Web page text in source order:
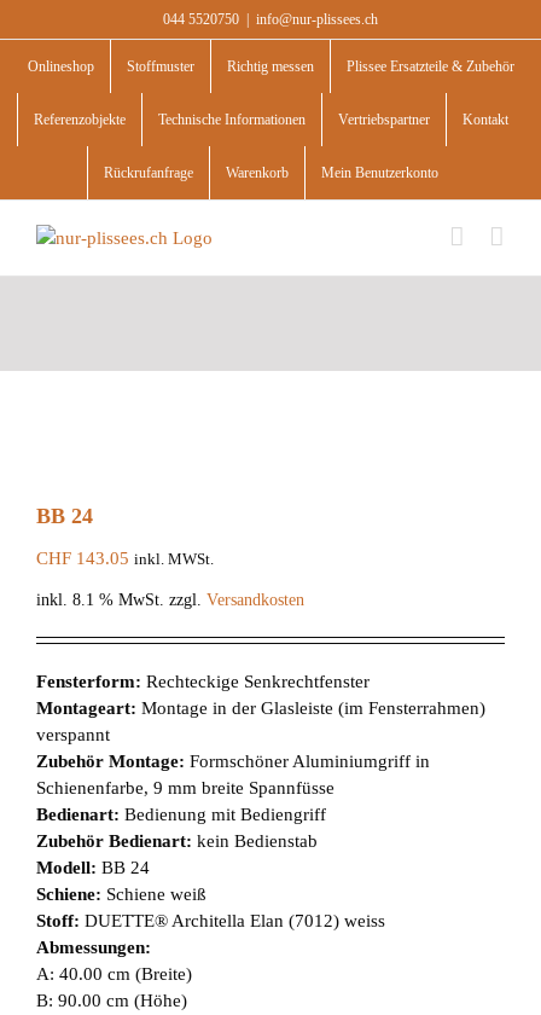
to
content
044 5520750 info@nur-plissees.ch
Onlineshop Stoffmuster Richtig messen Plissee Ersatzteile & Zubehör
Referenzobjekte Technische Informationen Vertriebspartner Kontakt
Rückrufanfrage Warenkorb Mein Benutzerkonto
BB 24
CHF 143.05 inkl. MWSt.
inkl. 8.1 % MwSt. zzgl. Versandkosten
Fensterform: Rechteckige Senkrechtfenster
Montageart: Montage in der Glasleiste (im Fensterrahmen)
verspannt
Zubehör Montage: Formschöner Aluminiumgriff in
Schienenfarbe, 9 mm breite Spannfüsse
Bedienart: Bedienung mit Bediengriff
Zubehör Bedienart: kein Bedienstab
Modell: BB 24
Schiene: Schiene weiß
Stoff: DUETTE® Architella Elan (7012) weiss
Abmessungen:
A: 40.00 cm (Breite)
B: 90.00 cm (Höhe)